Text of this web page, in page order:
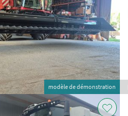
modèle de démonstration